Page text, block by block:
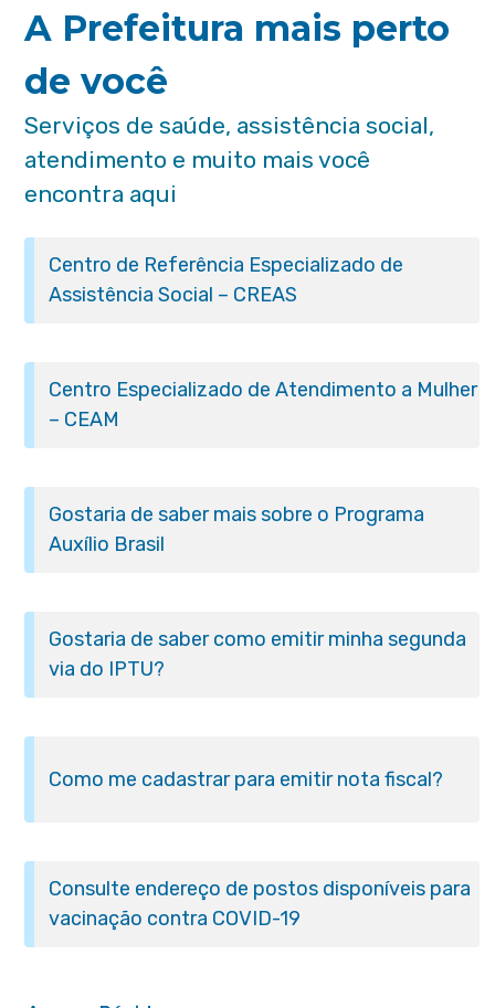
A Prefeitura mais perto
de você
Serviços de saúde, assistência social,
atendimento e muito mais você
encontra aqui
Centro de Referência Especializado de
Assistência Social – CREAS
Centro Especializado de Atendimento a Mulher
– CEAM
Gostaria de saber mais sobre o Programa
Auxílio Brasil
Gostaria de saber como emitir minha segunda
via do IPTU?
Como me cadastrar para emitir nota fiscal?
Consulte endereço de postos disponíveis para
vacinação contra COVID-19